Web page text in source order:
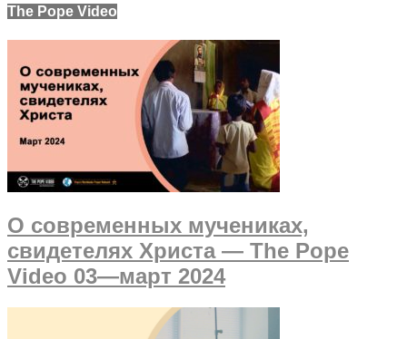
The Pope Video
О современных мучениках,
свидетелях Христа — The Pope
Video 03—март 2024